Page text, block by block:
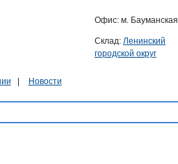
Офис: м. Бауманская
Склад: Ленинский
городской округ
Новости